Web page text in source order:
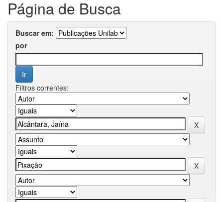
Página de Busca
Buscar em:
por
Filtros correntes: